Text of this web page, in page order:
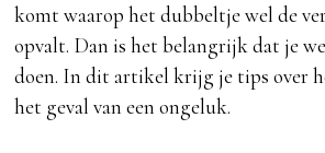
komt waarop het dubbeltje wel de
opvalt. Dan is het belangrijk dat je
doen. In dit artikel krijg je tips over
het geval van een ongeluk.